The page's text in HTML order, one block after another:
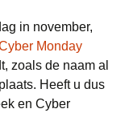
in november,
Monday
zoals de naam al
Heeft u dus
en Cyber